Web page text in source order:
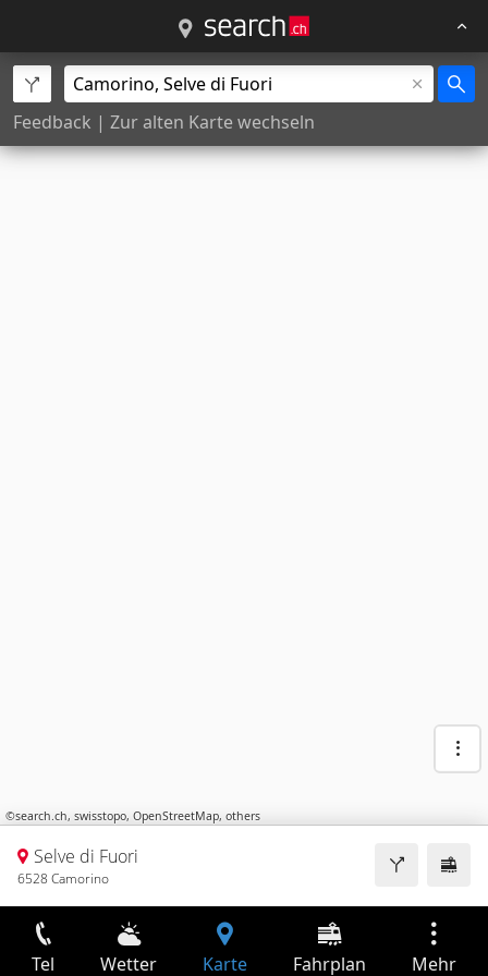
Feedback | Zur alten Karte wechseln
©search.ch, swisstopo, OpenStreetMap, others
Selve di Fuori
6528 Camorino
Tel Wetter Karte Fahrplan Mehr